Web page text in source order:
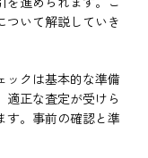
ついて解説していき
ックは基本的な準備
適正な査定が受けら
す。事前の確認と準